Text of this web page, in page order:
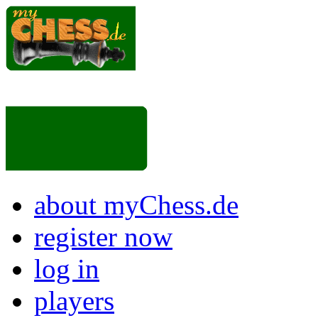
about myChess.de
register now
log in
players